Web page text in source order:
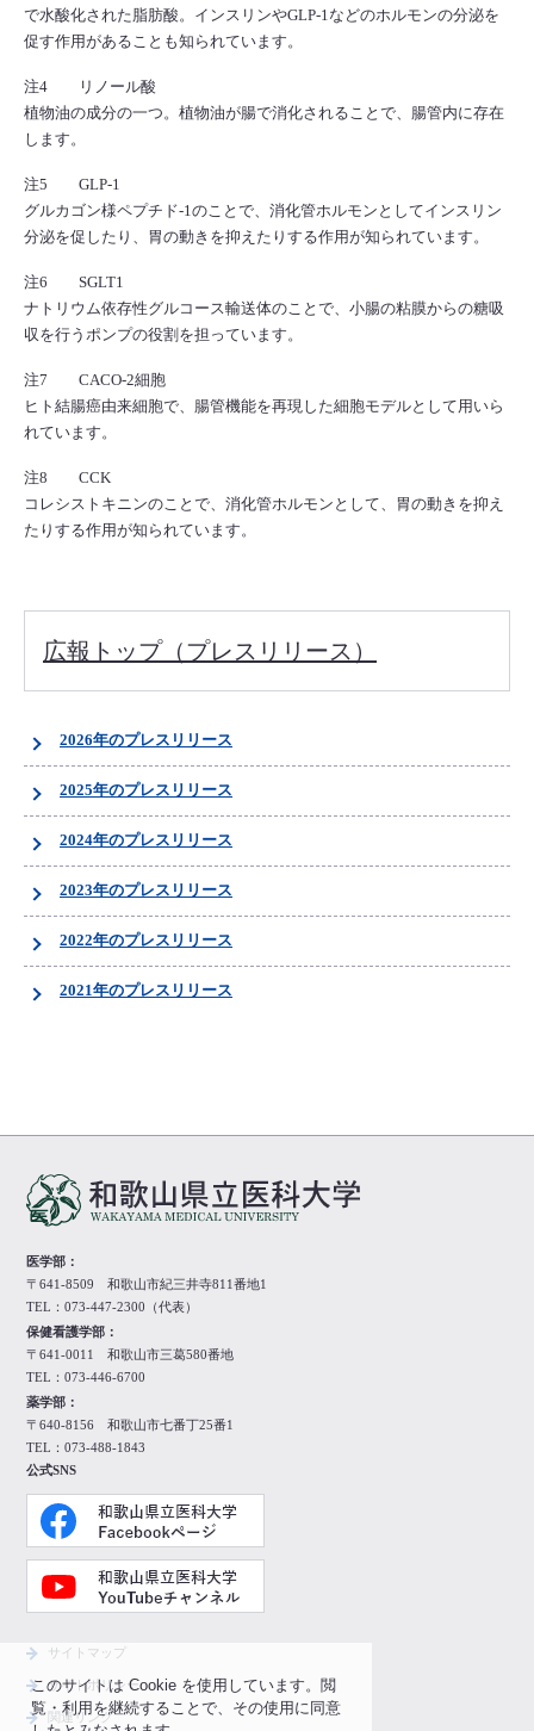
このサイトは Cookie を使用しています。閲
覧・利用を継続することで、その使用に同意
で水酸化された脂肪酸。インスリンやGLP-1などのホルモンの分泌を
促す作用があることも知られています。
注4 リノール酸
植物油の成分の一つ。植物油が腸で消化されることで、腸管内に存在
します。
注5 GLP-1
グルカゴン様ペプチド-1のことで、消化管ホルモンとしてインスリン
分泌を促したり、胃の動きを抑えたりする作用が知られています。
注6 SGLT1
ナトリウム依存性グルコース輸送体のことで、小腸の粘膜からの糖吸
収を行うポンプの役割を担っています。
注7 CACO-2細胞
ヒト結腸癌由来細胞で、腸管機能を再現した細胞モデルとして用いら
れています。
注8 CCK
コレシストキニンのことで、消化管ホルモンとして、胃の動きを抑え
たりする作用が知られています。
広報トップ（プレスリリース）
2026年のプレスリリース
2025年のプレスリリース
2024年のプレスリリース
2023年のプレスリリース
2022年のプレスリリース
2021年のプレスリリース
医学部：
〒641-8509 和歌山市紀三井寺811番地1
TEL：073-447-2300（代表）
保健看護学部：
〒641-0011 和歌山市三葛580番地
TEL：073-446-6700
薬学部：
〒640-8156 和歌山市七番丁25番1
TEL：073-488-1843
公式SNS
サイトマップ
サイトポリシー
関連リンク